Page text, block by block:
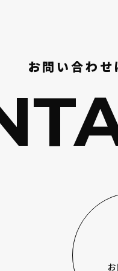
お問い合わせ